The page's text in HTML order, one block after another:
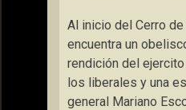
Al inicio del Cerro
encuentra un
rendición del
los liberales y una
general Mariano